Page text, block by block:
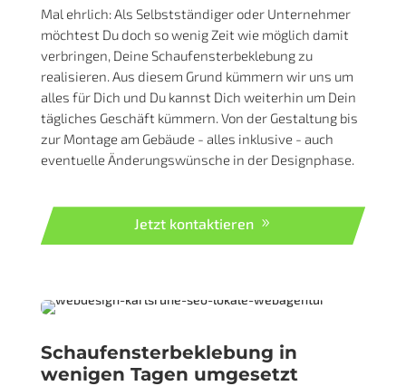
Mal ehrlich: Als Selbstständiger oder Unternehmer
möchtest Du doch so wenig Zeit wie möglich damit
verbringen, Deine Schaufensterbeklebung zu
realisieren. Aus diesem Grund kümmern wir uns um
alles für Dich und Du kannst Dich weiterhin um Dein
tägliches Geschäft kümmern. Von der Gestaltung bis
zur Montage am Gebäude - alles inklusive - auch
eventuelle Änderungswünsche in der Designphase.
Jetzt kontaktieren
Schaufensterbeklebung in
wenigen Tagen umgesetzt